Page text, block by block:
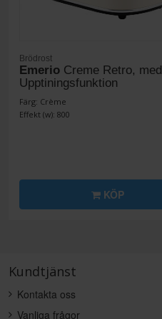
Brödrost
EmerioCreme Retro, med
Upptiningsfunktion
Färg: Crème
Effekt (w): 800
KÖP
Kundtjänst
Kontakta oss
Vanliga frågor